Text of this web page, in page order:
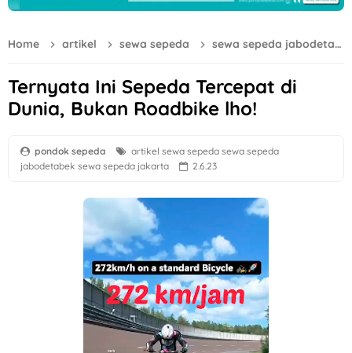
Home artikel sewa sepeda sewa sepeda jabodetabek
Ternyata Ini Sepeda Tercepat di
Dunia, Bukan Roadbike lho!
pondok sepeda artikel sewa sepeda sewa sepeda
jabodetabek sewa sepeda jakarta 2.6.23